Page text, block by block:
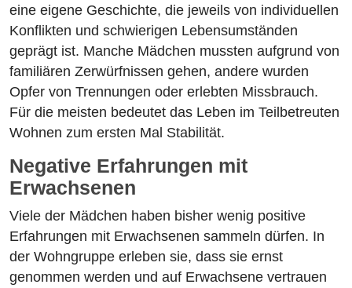
eine eigene Geschichte, die jeweils von individuellen
Konflikten und schwierigen Lebensumständen
geprägt ist. Manche Mädchen mussten aufgrund von
familiären Zerwürfnissen gehen, andere wurden
Opfer von Trennungen oder erlebten Missbrauch.
Für die meisten bedeutet das Leben im Teilbetreuten
Wohnen zum ersten Mal Stabilität.
Negative Erfahrungen mit
Erwachsenen
Viele der Mädchen haben bisher wenig positive
Erfahrungen mit Erwachsenen sammeln dürfen. In
der Wohngruppe erleben sie, dass sie ernst
genommen werden und auf Erwachsene vertrauen